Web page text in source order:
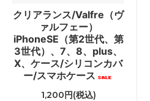
クリアランス/Valfre（ヴ
ァルフェー）
iPhoneSE（第2世代、第
3世代）、7、8、plus、
X、ケース/シリコンカバ
ー/スマホケース
1,200円(税込)